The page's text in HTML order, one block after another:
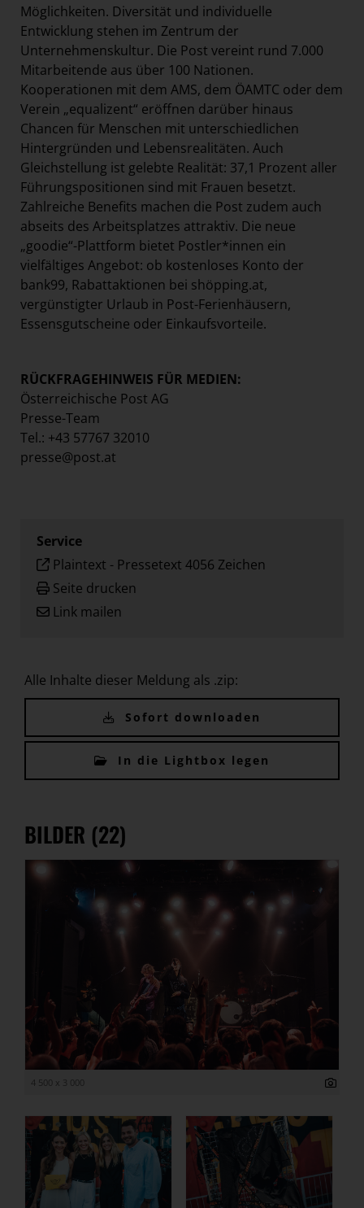
Möglichkeiten. Diversität und individuelle
Entwicklung stehen im Zentrum der
Unternehmenskultur. Die Post vereint rund 7.000
Mitarbeitende aus über 100 Nationen.
Kooperationen mit dem AMS, dem ÖAMTC oder dem
Verein „equalizent“ eröffnen darüber hinaus
Chancen für Menschen mit unterschiedlichen
Hintergründen und Lebensrealitäten. Auch
Gleichstellung ist gelebte Realität: 37,1 Prozent aller
Führungspositionen sind mit Frauen besetzt.
Zahlreiche Benefits machen die Post zudem auch
abseits des Arbeitsplatzes attraktiv. Die neue
„goodie“-Plattform bietet Postler*innen ein
vielfältiges Angebot: ob kostenloses Konto der
bank99, Rabattaktionen bei shöpping.at,
vergünstigter Urlaub in Post-Ferienhäusern,
Essensgutscheine oder Einkaufsvorteile.
RÜCKFRAGEHINWEIS FÜR MEDIEN:
Österreichische Post AG
Presse-Team
Tel.: +43 57767 32010
presse@post.at
Service
Plaintext - Pressetext 4056 Zeichen
Seite drucken
Link mailen
Alle Inhalte dieser Meldung als .zip:
Sofort downloaden
In die Lightbox legen
BILDER (22)
4 500 x 3 000